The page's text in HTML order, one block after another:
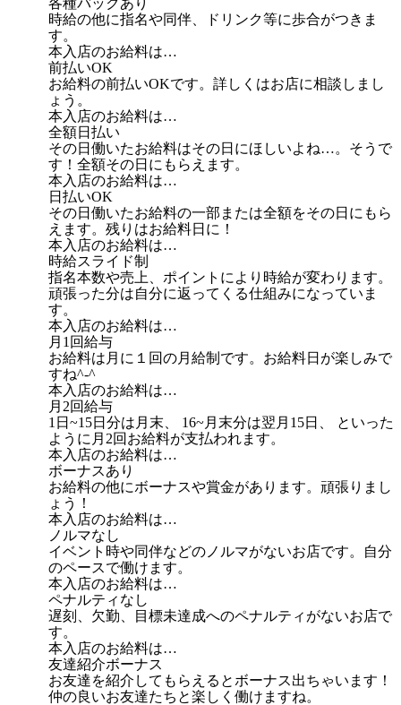
時給の他に指名や同伴、ドリンク等に歩合がつきま
す。
本入店のお給料は…
前払いOK
お給料の前払いOKです。詳しくはお店に相談しまし
ょう。
本入店のお給料は…
全額日払い
その日働いたお給料はその日にほしいよね…。そうで
す！全額その日にもらえます。
本入店のお給料は…
日払いOK
その日働いたお給料の一部または全額をその日にもら
えます。残りはお給料日に！
本入店のお給料は…
時給スライド制
指名本数や売上、ポイントにより時給が変わります。
頑張った分は自分に返ってくる仕組みになっていま
す。
本入店のお給料は…
月1回給与
お給料は月に１回の月給制です。お給料日が楽しみで
すね^-^
本入店のお給料は…
月2回給与
1日~15日分は月末、 16~月末分は翌月15日、 といった
ように月2回お給料が支払われます。
本入店のお給料は…
ボーナスあり
お給料の他にボーナスや賞金があります。頑張りまし
ょう！
本入店のお給料は…
ノルマなし
イベント時や同伴などのノルマがないお店です。自分
のペースで働けます。
本入店のお給料は…
ペナルティなし
遅刻、欠勤、目標未達成へのペナルティがないお店で
す。
本入店のお給料は…
友達紹介ボーナス
お友達を紹介してもらえるとボーナス出ちゃいます！
仲の良いお友達たちと楽しく働けますね。